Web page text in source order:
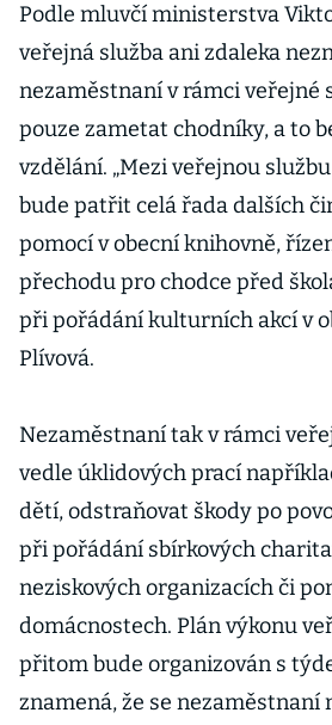
Podle mluvčí ministerstva
veřejná služba ani zdaleka
nezaměstnaní v rámci veřejné
pouze zametat chodníky, a to
vzdělání. „Mezi veřejnou
bude patřit celá řada dalších
pomocí v obecní knihovně,
přechodu pro chodce před
při pořádání kulturních akcí v
Plívová.
Nezaměstnaní tak v rámci
vedle úklidových prací
dětí, odstraňovat škody po
při pořádání sbírkových
neziskových organizacích či
domácnostech. Plán výkonu
přitom bude organizován s
znamená, že se nezaměstnaní